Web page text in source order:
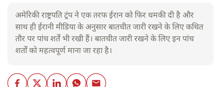
अमेरिकी राष्ट्रपति ट्रंप ने एक तरफ ईरान को फिर धमकी दी है और
साथ ही ईरानी मीडिया के अनुसार बातचीत जारी रखने के लिए कथित
तौर पर पांच शर्तें भी रखी हैं। बातचीत जारी रखने के लिए इन पांच
शर्तों को महत्वपूर्ण माना जा रहा है।